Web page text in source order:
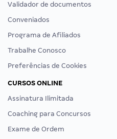
Validador de documentos
Conveniados
Programa de Afiliados
Trabalhe Conosco
Preferências de Cookies
CURSOS ONLINE
Assinatura Ilimitada
Coaching para Concursos
Exame de Ordem